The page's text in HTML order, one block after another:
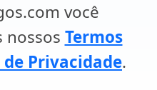
você
nossos Termos
Privacidade.